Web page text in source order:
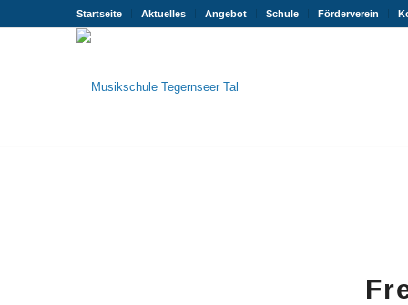
Startseite Aktuelles Angebot Schule Förderverein